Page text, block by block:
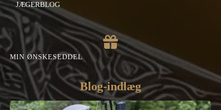
JÆGERBLOG
MIN ØNSKESEDDEL
Blog-indlæg